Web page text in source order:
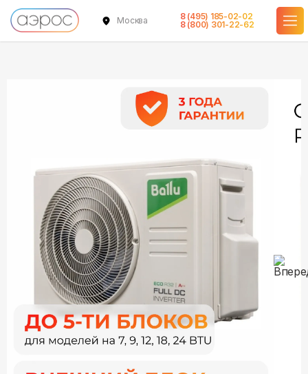
Москва
8 (495) 185-02-02
8 (800) 301-22-62
в наличии
в наличии